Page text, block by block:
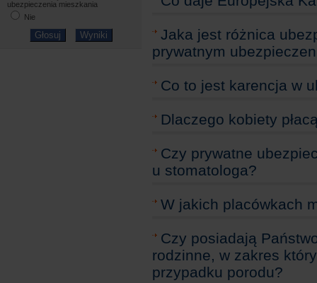
ubezpieczenia mieszkania
Nie
Jaka jest różnica
prywatnym
Co to jest karencja w
Dlaczego kobiety
Czy prywatne
u stomatologa?
W jakich placówkach
Czy posiadają
rodzinne, w zakres
przypadku porodu?